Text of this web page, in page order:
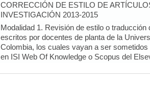
CORRECCIÓN DE ESTILO DE
INVESTIGACIÓN 2013-2015
Modalidad 1. Revisión de estilo o
escritos por docentes de planta de la
Colombia, los cuales vayan a ser
en ISI Web Of Knowledge o Scopus del